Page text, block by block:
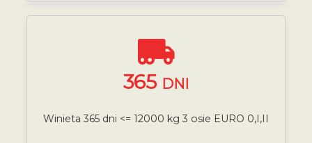
365 DNI
Winieta 365 dni <= 12000 kg 3 osie EURO 0,I,II